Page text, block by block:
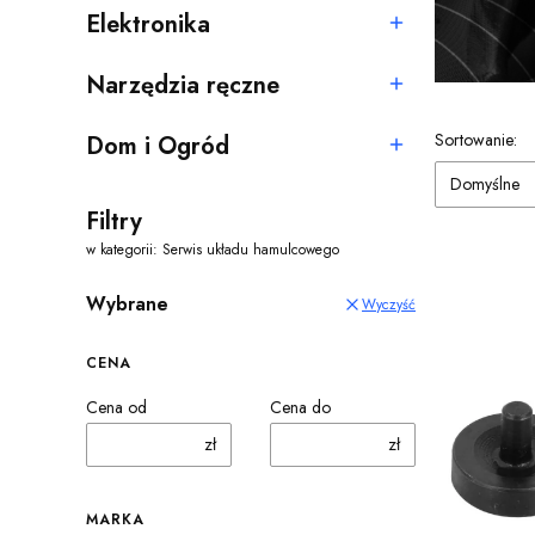
Kategoria - Elektronika
Elektronika
Kategoria - Narzędzia ręczne
Narzędzia ręczne
Kategoria - Dom i Ogród
Dom i Ogród
Filtry
w kategorii: Serwis układu hamulcowego
Wybrane Wyczyść
CENA
Cena od
zł
Cena do
zł
MARKA
Lista
Sortowanie:
Domyślne